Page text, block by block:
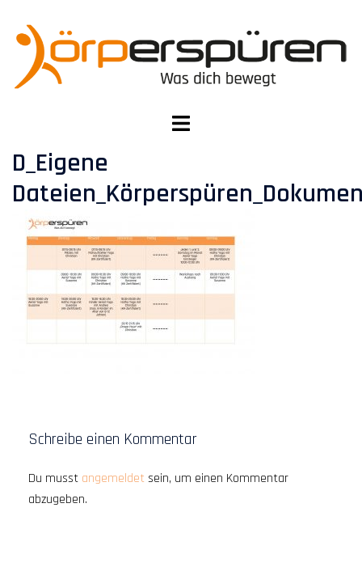
Inhalt
springen
Menü
D_Eigene
Schreibe einen Kommentar
Du musst angemeldetsein, um einen Kommentar
abzugeben.